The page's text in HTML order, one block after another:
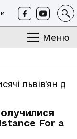
Меню
львів’ян
For a